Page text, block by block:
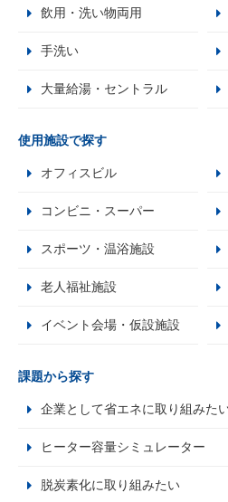
飲用・洗い物両用
手洗い
大量給湯・セントラル
使用施設で探す
オフィスビル
コンビニ・スーパー
スポーツ・温浴施設
老人福祉施設
イベント会場・仮設施設
課題から探す
企業として省エネに取り組みた
ヒーター容量シミュレーター
脱炭素化に取り組みたい